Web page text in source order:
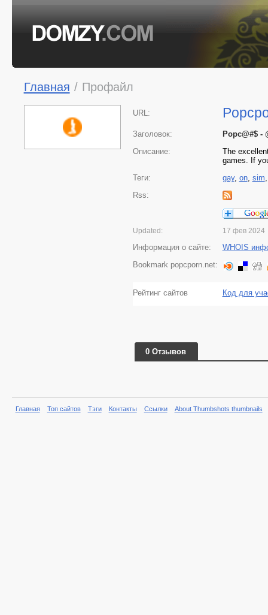
Главная / Профайл
URL:
Заголовок:
Popc@#$ -
Описание:
The
games. If
Теги:
gay, on, sim
Rss:
Updated: 17 фев 2024
Информация о сайте:
WHOIS
Bookmark popcporn.net:
Рейтинг сайтов Код для
0 Отзывов
Главная Топ сайтов Тэги Контакты Ссылки About Thumbshots thumbnails